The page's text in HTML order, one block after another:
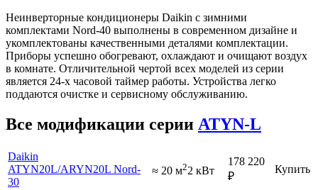
Неинверторные кондиционеры Daikin с зимними
комплектами Nord-40 выполнены в современном дизайне и
укомплектованы качественными деталями комплектации.
Приборы успешно обогревают, охлаждают и очищают воздух
в комнате. Отличительной чертой всех моделей из серии
является 24-х часовой таймер работы. Устройства легко
поддаются очистке и сервисному обслуживанию.
Все модификации серии ATYN-L
Daikin
ATYN20L/ARYN20L Nord-
30
≈ 20 м22 кВт
178 220
₽
Купить